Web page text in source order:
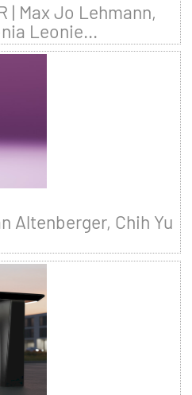
| Max Jo Lehmann,
Leonie...
Altenberger, Chih Yu